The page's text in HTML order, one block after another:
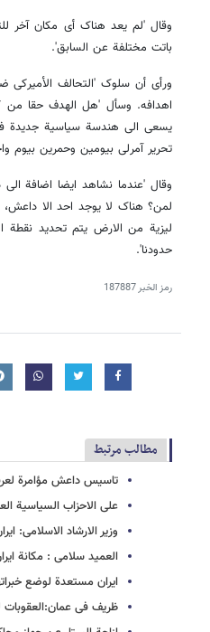
وقال 'لم یعد هناک أی مکان آخر
باتت مختلفة عن السابق'.
ورأی أن سلوک 'التحالف الأمیرکی
یسعی الی هندسة سیاسیة جدیدة
تحریر آمرلی بیومین وحمرین بیوم
وقال 'عندما نشاهد ایضا اضافة
لمن؟ هناک لا یوجد احد الا
لیزیة من الارض یتم تحدید نقطة
حدودنا'.
رمز الخبر187887
مطالب مرتبط
تاسیس داعش مؤامرة
علی الاحزاب السیاسیة
وزیر الارشاد الاسلامی:
العمید سلامی : مکانة
ایران مستعدة لوضع
ظریف فی عمان:العقوبات